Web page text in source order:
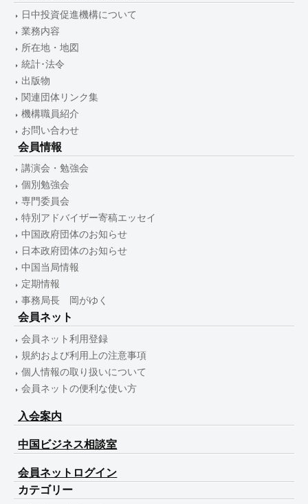
日中投資促進機構について
業務内容
所在地・地図
統計･法令
出版物
関連団体リンク集
機構職員紹介
お問い合わせ
会員情報
講演会・勉強会
個別勉強会
専門委員会
特別アドバイザー寄稿エッセイ
中国政府団体のお知らせ
日本政府団体のお知らせ
中国当局情報
定期情報
事務局長 岡がゆく
会員ネット
会員ネット利用登録
規約および利用上の注意事項
個人情報の取り扱いについて
会員ネットの便利な使い方
入会案内
中国ビジネス相談室
会員ネットログイン
カテゴリー